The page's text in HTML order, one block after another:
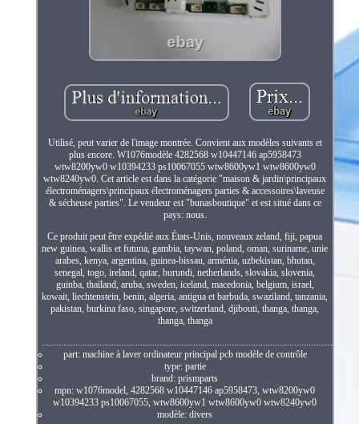
Utilisé, peut varier de l'image montrée. Convient aux modèles suivants et
plus encore. W1076modèle 4282568 w10447146 ap5958473
wtw8200yw0 w10394233 ps10067055 wtw8600yw1 wtw8600yw0
wtw8240yw0. Cet article est dans la catégorie "maison & jardin\principaux
électroménagers\principaux électroménagers parties & accessoires\laveuse
& sécheuse parties". Le vendeur est "bunasboutique" et est situé dans ce
pays: nous.
Ce produit peut être expédié aux États-Unis, nouveaux zeland, fiji, papua
new guinea, wallis et futuna, gambia, taywan, poland, oman, suriname, unie
arabes, kenya, argentina, guinea-bissau, arménia, uzbekistan, bhutan,
senegal, togo, ireland, qatar, burundi, netherlands, slovakia, slovenia,
guinba, thaïland, aruba, sweden, iceland, macedonia, belgium, israel,
kowait, liechtenstein, benin, algeria, antigua et barbuda, swaziland, tanzania,
pakistan, burkina faso, singapore, switzerland, djibouti, thanga, thanga,
thanga, thanga
part: machine à laver ordinateur principal pcb modèle de contrôle
type: partie
brand: prismparts
mpn: w1076model, 4282568 w10447146 ap5958473, wtw8200yw0
w10394233 ps10067055, wtw8600yw1 wtw8600yw0 wtw8240yw0
modèle: divers